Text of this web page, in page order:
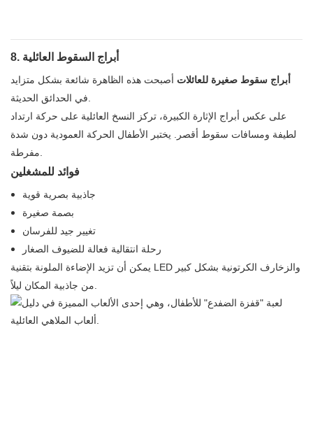
8. أبراج السقوط العائلية
أبراج سقوط صغيرة للعائلات أصبحت هذه الظاهرة شائعة بشكل متزايد
في الحدائق الحديثة.
على عكس أبراج الإثارة الكبيرة، تركز النسخ العائلية على حركة ارتداد
لطيفة ومسافات سقوط أقصر. يختبر الأطفال الحركة العمودية دون شدة
مفرطة.
فوائد للمشغلين
جاذبية بصرية قوية
بصمة صغيرة
تغيير جيد للفرسان
رحلة انتقالية فعالة للضيوف الصغار
يمكن أن تزيد الإضاءة الملونة بتقنية LED والزخارف الكرتونية بشكل كبير
من جاذبية المكان ليلاً.